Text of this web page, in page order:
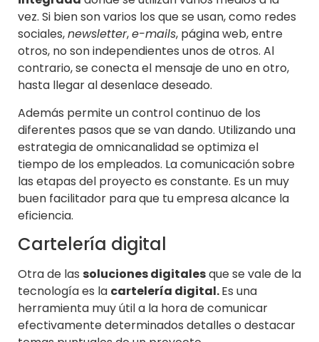
vez. Si bien son varios los que se usan, como redes
sociales,newsletter,e-mails, página web, entre
otros, no son independientes unos de otros. Al
contrario, se conecta el mensaje de uno en otro,
hasta llegar al desenlace deseado.
Además permite un control continuo de los
diferentes pasos que se van dando. Utilizando una
estrategia de omnicanalidad se optimiza el
tiempo de los empleados. La comunicación sobre
las etapas del proyecto es constante. Es un muy
buen facilitador para que tu empresa alcance la
eficiencia.
Cartelería digital
Otra de las soluciones digitalesque se vale de la
tecnología es la cartelería digital.Es una
herramienta muy útil a la hora de comunicar
efectivamente determinados detalles o destacar